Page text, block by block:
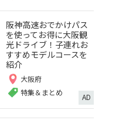
阪神高速おでかけパス
を使ってお得に大阪観
光ドライブ！子連れお
すすめモデルコースを
紹介
大阪府
特集＆まとめ
AD